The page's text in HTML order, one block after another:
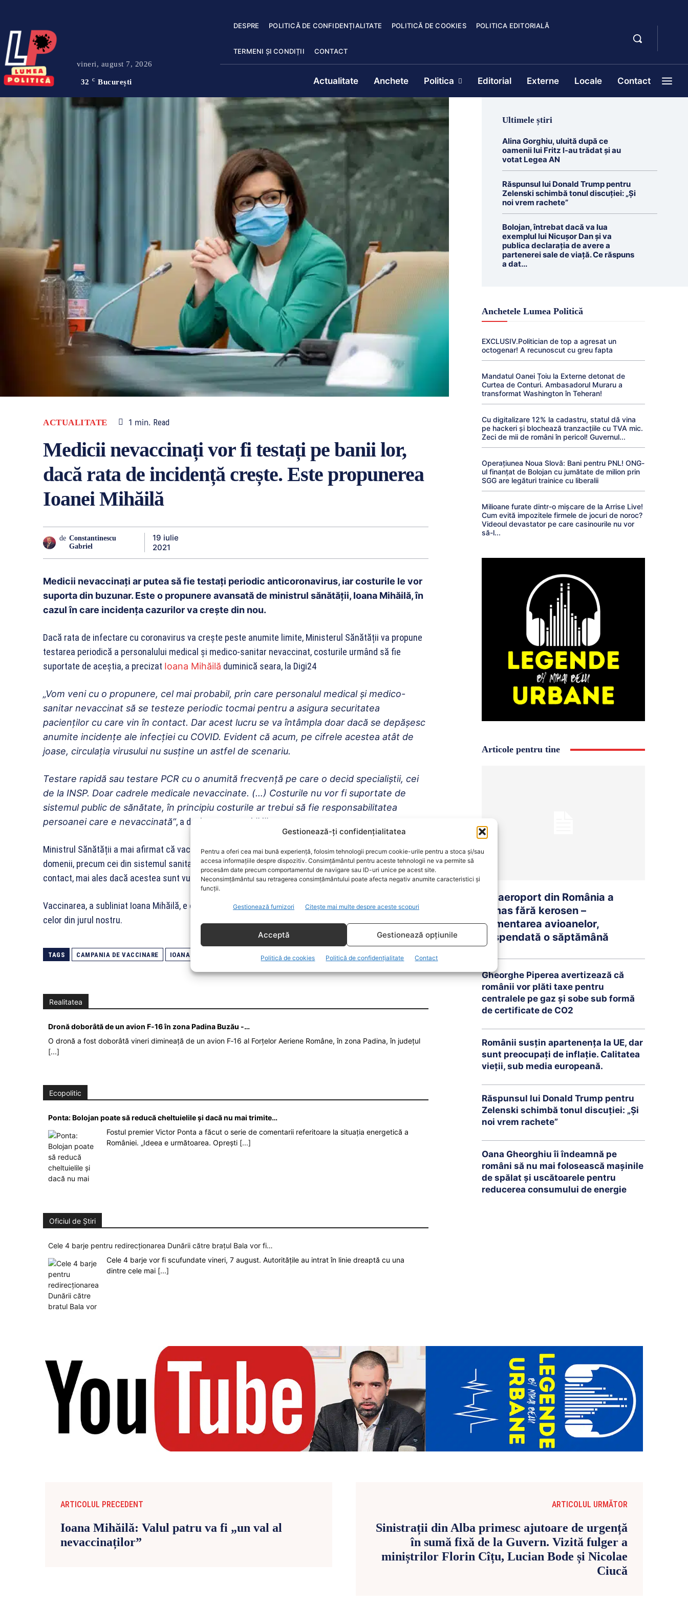
Gestionează-ți confidențialitatea
Pentru a oferi cea mai bună experiență, folosim tehnologii precum cookie-urile pentru a stoca și/sau
accesa informațiile despre dispozitiv. Consimțământul pentru aceste tehnologii ne va permite să
procesăm date precum comportamentul de navigare sau ID-uri unice pe acest site.
Neconsimțământul sau retragerea consimțământului poate afecta negativ anumite caracteristici și
funcții.
Gestionează furnizori Citește mai multe despre aceste scopuri
Acceptă Gestionează opțiunile
Politică de cookies Politică de confidențialitate Contact
vineri, august 7, 2026
32 C București
DESPRE POLITICĂ DE CONFIDENȚIALITATE POLITICĂ DE COOKIES POLITICA EDITORIALĂ
TERMENI ȘI CONDIȚII CONTACT
Actualitate Anchete Politica Editorial Externe Locale Contact
ACTUALITATE 1 min. Read
Medicii nevaccinați vor fi testați pe banii lor,
dacă rata de incidență crește. Este propunerea
Ioanei Mihăilă
de Constantinescu
Gabriel
19 iulie
2021
Medicii nevaccinați ar putea să fie testați periodic anticoronavirus, iar costurile le vor
suporta din buzunar. Este o propunere avansată de ministrul sănătății, Ioana Mihăilă, în
cazul în care incidența cazurilor va crește din nou.
Dacă rata de infectare cu coronavirus va crește peste anumite limite, Ministerul Sănătății va propune
testarea periodică a personalului medical şi medico-sanitar nevaccinat, costurile urmând să fie
suportate de aceștia, a precizat Ioana Mihăilă duminică seara, la Digi24
„Vom veni cu o propunere, cel mai probabil, prin care personalul medical şi medico-
sanitar nevaccinat să se testeze periodic tocmai pentru a asigura securitatea
pacienţilor cu care vin în contact. Dar acest lucru se va întâmpla doar dacă se depăşesc
anumite incidenţe ale infecţiei cu COVID. Evident că acum, pe cifrele acestea atât de
joase, circulaţia virusului nu susţine un astfel de scenariu.
Testare rapidă sau testare PCR cu o anumită frecvenţă pe care o decid specialiştii, cei
de la INSP. Doar cadrele medicale nevaccinate. (…) Costurile nu vor fi suportate de
sistemul public de sănătate, în principiu costurile ar trebui să fie responsabilitatea
persoanei care e nevaccinată”, a declarat Ioana Mihăilă.
Ministrul Sănătății a mai afirmat că vaccinarea e opțională și e bine că e așa, dar angajații din anumite
domenii, precum cei din sistemul sanitar, ar trebui să se gândească și la persoanele cu care intră în
contact, mai ales dacă acestea sunt vulnerabile în fața COVID-19.
Vaccinarea, a subliniat Ioana Mihăilă, e o responsabilitate atât față de noi, cât și față de sănătatea
celor din jurul nostru.
TAGS CAMPANIA DE VACCINARE IOANA MIHAILA
Realitatea
Dronă doborâtă de un avion F‑16 în zona Padina Buzău -…
O dronă a fost doborâtă vineri dimineață de un avion F‑16 al Forțelor Aeriene Române, în zona Padina, în județul
[...]
Ecopolitic
Ponta: Bolojan poate să reducă cheltuielile şi dacă nu mai trimite…
Fostul premier Victor Ponta a făcut o serie de comentarii referitoare la situația energetică a
României. „Ideea e următoarea. Oprești [...]
Oficiul de Știri
Cele 4 barje pentru redirecționarea Dunării către brațul Bala vor fi…
Cele 4 barje vor fi scufundate vineri, 7 august. Autoritățile au intrat în linie dreaptă cu una
dintre cele mai [...]
Ultimele știri
Alina Gorghiu, uluită după ce
oamenii lui Fritz l-au trădat şi au
votat Legea AN
Răspunsul lui Donald Trump pentru
Zelenski schimbă tonul discuției: „Și
noi vrem rachete”
Bolojan, întrebat dacă va lua
exemplul lui Nicușor Dan și va
publica declarația de avere a
partenerei sale de viață. Ce răspuns
a dat...
Anchetele Lumea Politică
EXCLUSIV.Politician de top a agresat un
octogenar! A recunoscut cu greu fapta
Mandatul Oanei Țoiu la Externe detonat de
Curtea de Conturi. Ambasadorul Muraru a
transformat Washington în Teheran!
Cu digitalizare 12% la cadastru, statul dă vina
pe hackeri și blochează tranzacțiile cu TVA mic.
Zeci de mii de români în pericol! Guvernul...
Operațiunea Noua Slovă: Bani pentru PNL! ONG-
ul finanțat de Bolojan cu jumătate de milion prin
SGG are legături trainice cu liberalii
Milioane furate dintr-o mișcare de la Arrise Live!
Cum evită impozitele firmele de jocuri de noroc?
Videoul devastator pe care casinourile nu vor
să-l...
Articole pentru tine
Un aeroport din România a
rămas fără kerosen –
Alimentarea avioanelor,
suspendată o săptămână
Gheorghe Piperea avertizează că
românii vor plăti taxe pentru
centralele pe gaz și sobe sub formă
de certificate de CO2
Românii susțin apartenența la UE, dar
sunt preocupați de inflație. Calitatea
vieții, sub media europeană.
Răspunsul lui Donald Trump pentru
Zelenski schimbă tonul discuției: „Și
noi vrem rachete”
Oana Gheorghiu îi îndeamnă pe
români să nu mai folosească mașinile
de spălat și uscătoarele pentru
reducerea consumului de energie
ARTICOLUL PRECEDENT
Ioana Mihăilă: Valul patru va fi „un val al
nevaccinaților”
ARTICOLUL URMĂTOR
Sinistrații din Alba primesc ajutoare de urgență
în sumă fixă de la Guvern. Vizită fulger a
miniștrilor Florin Cîțu, Lucian Bode și Nicolae
Ciucă